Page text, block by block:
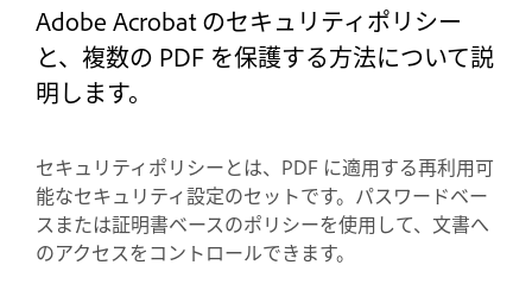
Adobe Acrobat のセキュリティポリシー
と、複数の PDF を保護する方法について説
明します。
セキュリティポリシーとは、PDF に適用する再利用可
能なセキュリティ設定のセットです。パスワードベー
スまたは証明書ベースのポリシーを使用して、文書へ
のアクセスをコントロールできます。